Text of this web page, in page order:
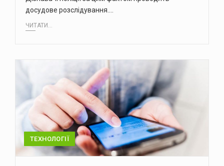
досудове розслідування.…
ЧИТАТИ...
ТЕХНОЛОГІЇ